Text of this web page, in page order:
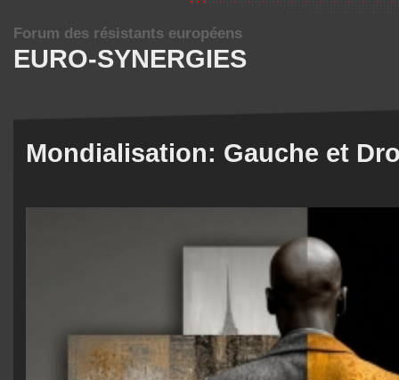
EURO-SYNERGIES
Forum des résistants européens
Mondialisation: Gauche et